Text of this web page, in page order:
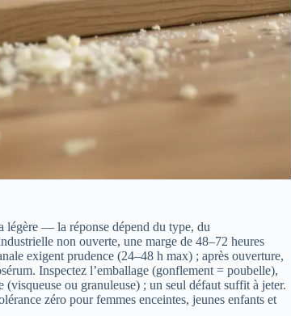
légère — la réponse dépend du type, du
non ouverte, une marge de 48–72 heures
exigent prudence (24–48 h max) ; après ouverture,
Inspectez l’emballage (gonflement = poubelle),
(visqueuse ou granuleuse) ; un seul défaut suffit à jeter.
zéro pour femmes enceintes, jeunes enfants et